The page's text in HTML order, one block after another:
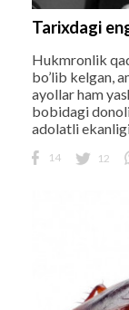
Tarixdagi
Hukmronlik
bo’lib kelgan,
ayollar ham
bobidagi
adolatli
14 12